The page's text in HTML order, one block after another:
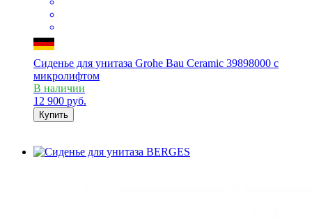
Сиденье для унитаза Grohe Bau Ceramic 39898000 с
микролифтом
В наличии
12 900 руб.
Купить